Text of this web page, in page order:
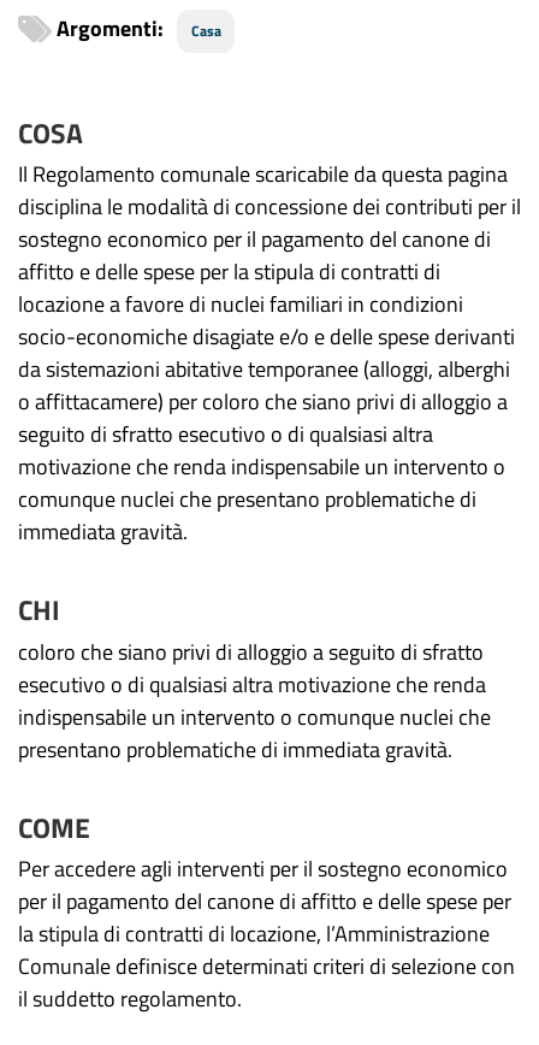
Argomenti: Casa
COSA
Il Regolamento comunale scaricabile da questa pagina
disciplina le modalità di concessione dei contributi per il
sostegno economico per il pagamento del canone di
affitto e delle spese per la stipula di contratti di
locazione a favore di nuclei familiari in condizioni
socio-economiche disagiate e/o e delle spese derivanti
da sistemazioni abitative temporanee (alloggi, alberghi
o affittacamere) per coloro che siano privi di alloggio a
seguito di sfratto esecutivo o di qualsiasi altra
motivazione che renda indispensabile un intervento o
comunque nuclei che presentano problematiche di
immediata gravità.
CHI
coloro che siano privi di alloggio a seguito di sfratto
esecutivo o di qualsiasi altra motivazione che renda
indispensabile un intervento o comunque nuclei che
presentano problematiche di immediata gravità.
COME
Per accedere agli interventi per il sostegno economico
per il pagamento del canone di affitto e delle spese per
la stipula di contratti di locazione, l’Amministrazione
Comunale definisce determinati criteri di selezione con
il suddetto regolamento.